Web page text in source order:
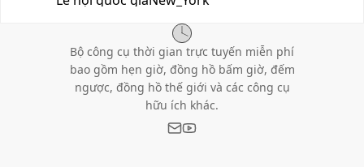
Bộ công cụ thời gian trực tuyến miễn phí
bao gồm hẹn giờ, đồng hồ bấm giờ, đếm
ngược, đồng hồ thế giới và các công cụ
hữu ích khác.